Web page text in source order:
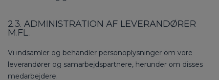
2.3. ADMINISTRATION AF LEVERANDØRER
M.FL.
Vi indsamler og behandler personoplysninger om vore
leverandører og samarbejdspartnere, herunder om disses
medarbejdere.